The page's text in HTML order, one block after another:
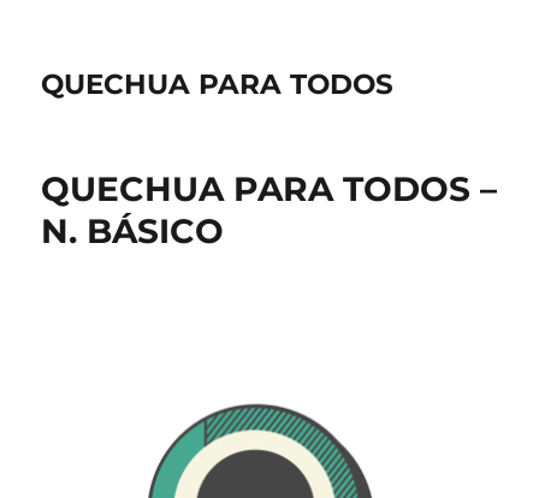
QUECHUA PARA TODOS
QUECHUA PARA TODOS –
N. BÁSICO